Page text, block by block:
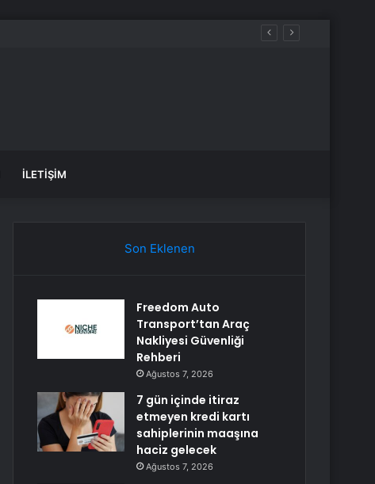
İLETIŞIM
Son Eklenen
Freedom Auto
Transport’tan Araç
Nakliyesi Güvenliği
Rehberi
Ağustos 7, 2026
7 gün içinde itiraz
etmeyen kredi kartı
sahiplerinin maaşına
haciz gelecek
Ağustos 7, 2026